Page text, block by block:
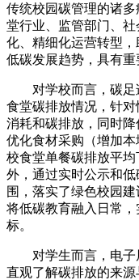
传统校园碳管理的诸
堂行业、监管部门、
化、精细化运营转型
低碳发展趋势，具有重
对学校而言，碳
食堂碳排放情况，针
消耗和碳排放，同时
优化食材采购（增加
校食堂单餐碳排放平
外，通过实时公示和
围，落实了绿色校园
将低碳教育融入日常，
标。
对学生而言，电
直观了解碳排放的来